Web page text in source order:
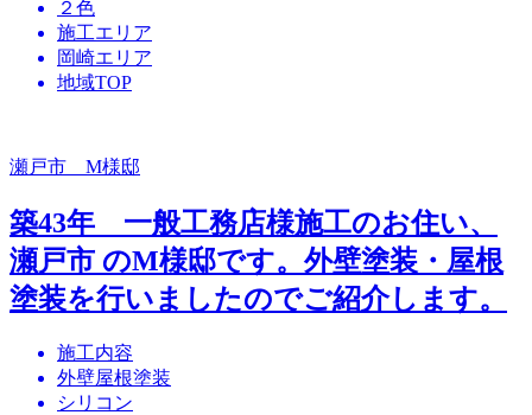
２色
施工エリア
岡崎エリア
地域TOP
瀬戸市 M様邸
築43年 一般工務店様施工のお住い、
瀬戸市 のM様邸です。外壁塗装・屋根
塗装を行いましたのでご紹介します。
施工内容
外壁屋根塗装
シリコン